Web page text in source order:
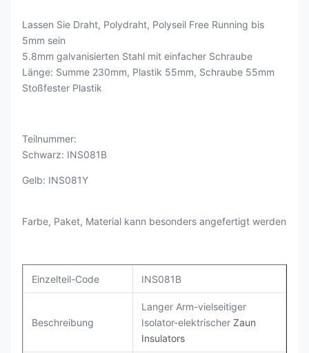
Lassen Sie Draht, Polydraht, Polyseil Free Running bis
5mm sein
5.8mm galvanisierten Stahl mit einfacher Schraube
Länge: Summe 230mm, Plastik 55mm, Schraube 55mm
Stoßfester Plastik
Teilnummer:
Schwarz: INS081B
Gelb: INS081Y
Farbe, Paket, Material kann besonders angefertigt werden
Einzelteil-Code INS081B
Beschreibung
Langer Arm-vielseitiger
Isolator-elektrischer Zaun
Insulators